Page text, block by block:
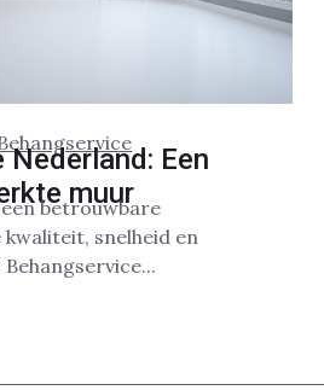
Nederland: Een
muur
betrouwbare
snelheid en